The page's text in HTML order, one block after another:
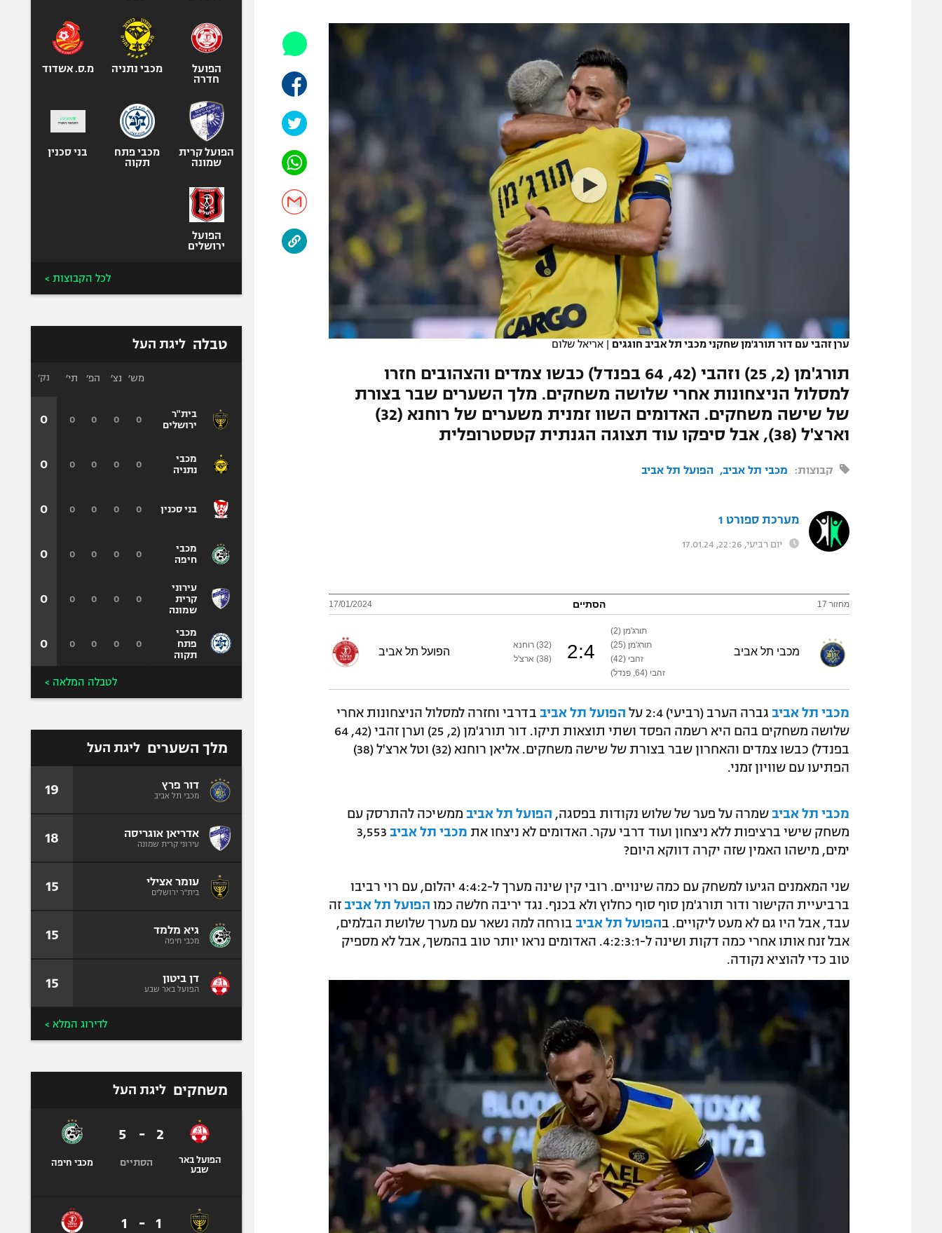
תקנון עבור פעילות אלקטרה
גיימינג E-Sports
המגזין
הפועל תל אביב
הפועל חיפה
הפועל באר שבע
מכבי נתניה
בני יהודה
ליגה סינית
ליגות נוספות
אופניים
ספורט מוטורי
כדורמים
בייסבול MLB
ספורט אתגרי
אומנויות לחימה
ערן זהבי עם דור תורג'מן שחקני מכבי תל אביב חוגגים | אריאל שלום
תורג'מן (2, 25) וזהבי (42, 64 בפנדל) כבשו צמדים והצהובים חזרו
למסלול הניצחונות אחרי שלושה משחקים. מלך השערים שבר בצורת
של שישה משחקים. האדומים השוו זמנית משערים של רוחנא (32)
וארצ'ל (38), אבל סיפקו עוד תצוגה הגנתית קטסטרופלית
קבוצות: מכבי תל אביב הפועל תל אביב
מערכת ספורט 1
יום רביעי, 22:26, 17.01.24
מחזור 17 הסתיים 17/01/2024
מכבי תל אביב
תורג'מן (2)
תורג'מן (25)
זהבי (42)
זהבי (64, פנדל)
4
:
2
(32) רוחנא
(38) ארצ'ל
הפועל תל אביב
מכבי תל אביב גברה הערב (רביעי) 2:4 על הפועל תל אביב בדרבי וחזרה למסלול הניצחונות אחרי
שלושה משחקים בהם היא רשמה הפסד ושתי תוצאות תיקו. דור תורג'מן (2, 25) וערן זהבי (42, 64
בפנדל) כבשו צמדים והאחרון שבר בצורת של שישה משחקים. אליאן רוחנא (32) וטל ארצ'ל (38)
הפתיעו עם שוויון זמני.
מכבי תל אביב שמרה על פער של שלוש נקודות בפסגה, הפועל תל אביב ממשיכה להתרסק עם
משחק שישי ברציפות ללא ניצחון ועוד דרבי עקר. האדומים לא ניצחו את מכבי תל אביב 3,553
ימים, מישהו האמין שזה יקרה דווקא היום?
שני המאמנים הגיעו למשחק עם כמה שינויים. רובי קין שינה מערך ל-4:4:2 יהלום, עם רוי רביבו
ברביעיית הקישור ודור תורג'מן סוף סוף כחלוץ ולא בכנף. נגד יריבה חלשה כמו הפועל תל אביב זה
עבד, אבל היו גם לא מעט ליקויים. בהפועל תל אביב בורחה למה נשאר עם מערך שלושת הבלמים,
אבל זנח אותו אחרי כמה דקות ושינה ל-4:2:3:1. האדומים נראו יותר טוב בהמשך, אבל לא מספיק
טוב כדי להוציא נקודה.
הפועל
חדרה
מכבי נתניה מ.ס. אשדוד
הפועל קרית
שמונה
מכבי פתח
תקוה
בני סכנין
הפועל
ירושלים
לכל הקבוצות >
טבלה ליגת העל
בית"ר
ירושלים
מכבי
נתניה
בני סכנין
מכבי
חיפה
עירוני
קרית
שמונה
מכבי
פתח
תקוה
מש׳ נצ׳ הפ׳ תי׳
0
0
0
0
0
0
0
0
0
0
0
0
0
0
0
0
0
0
0
0
0
0
0
0
נק׳
0
0
0
0
0
0
לטבלה המלאה >
מלך השערים ליגת העל
דור פרץ
מכבי תל אביב 19
אדריאן אוגריסה
עירוני קרית שמונה 18
עומר אצילי
בית"ר ירושלים 15
גיא מלמד
מכבי חיפה 15
דן ביטון
הפועל באר שבע 15
לדירוג המלא >
משחקים ליגת העל
הפועל באר
שבע
2
-
5
הסתיים מכבי חיפה
1
-
1